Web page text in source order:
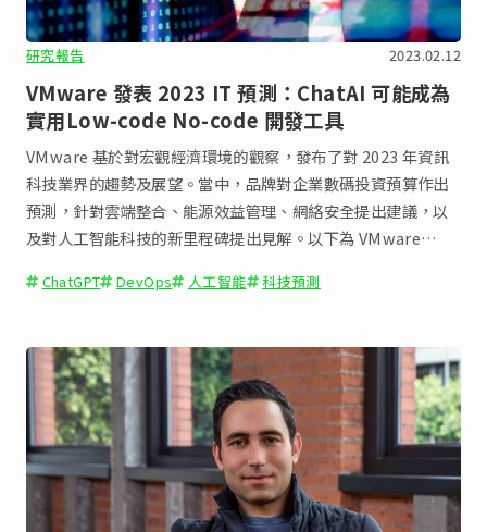
研究報告 2023.02.12
VMware 發表 2023 IT 預測：ChatAI 可能成為
實用Low-code No-code 開發工具
VMware 基於對宏觀經濟環境的觀察，發布了對 2023 年資訊
科技業界的趨勢及展望。當中，品牌對企業數碼投資預算作出
預測，針對雲端整合、能源效益管理、網絡安全提出建議，以
及對人工智能科技的新里程碑提出見解。以下為 VMware
ChatGPT DevOps 人工智能 科技預測